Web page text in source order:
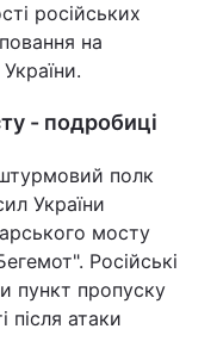
російських
на
- подробиці
полк
України
мосту
Російські
пункт пропуску
після атаки